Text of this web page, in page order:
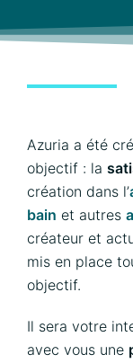
Azuria a été
objectif : la
création dans l’
bain et autres
créateur et
mis en place
objectif.
Il sera votre
avec vous une